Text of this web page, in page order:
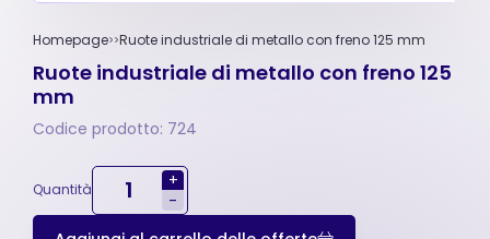
Homepage Ruote industriale di metallo con freno 125 mm
Ruote industriale di metallo con freno 125
mm
Codice prodotto: 724
Quantità
+
-